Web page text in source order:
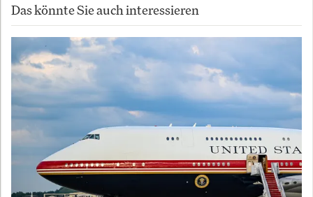
Das könnte Sie auch interessieren